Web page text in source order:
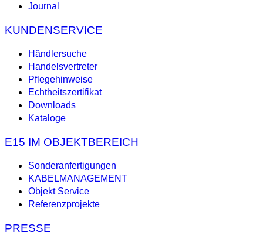
Journal
KUNDENSERVICE
Händlersuche
Handelsvertreter
Pflegehinweise
Echtheitszertifikat
Downloads
Kataloge
E15 IM OBJEKTBEREICH
Sonderanfertigungen
KABELMANAGEMENT
Objekt Service
Referenzprojekte
PRESSE